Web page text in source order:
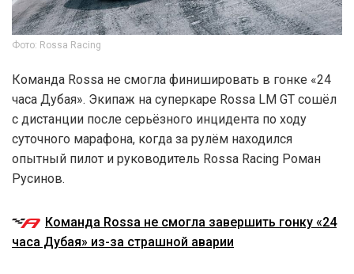
Фото: Rossa Racing
Команда Rossa не смогла финишировать в гонке «24
часа Дубая». Экипаж на суперкаре Rossa LM GT сошёл
с дистанции после серьёзного инцидента по ходу
суточного марафона, когда за рулём находился
опытный пилот и руководитель Rossa Racing Роман
Русинов.
Команда Rossa не смогла завершить гонку «24
часа Дубая» из-за страшной аварии